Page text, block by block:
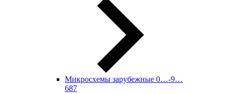
Микросхемы зарубежные 0…-9…
687